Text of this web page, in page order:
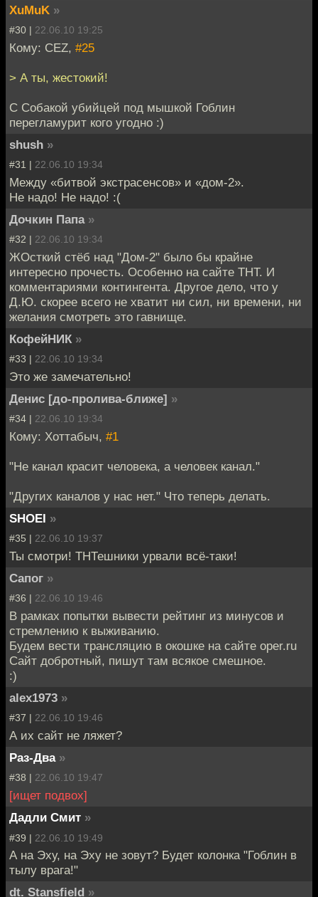
XuMuK »
#30 | 22.06.10 19:25
Кому: CEZ, #25
> А ты, жестокий!
С Собакой убийцей под мышкой Гоблин
перегламурит кого угодно :)
shush »
#31 | 22.06.10 19:34
Между «битвой экстрасенсов» и «дом-2».
Не надо! Не надо! :(
Дочкин Папа »
#32 | 22.06.10 19:34
ЖОсткий стёб над "Дом-2" было бы крайне
интересно прочесть. Особенно на сайте ТНТ. И
комментариями контингента. Другое дело, что у
Д.Ю. скорее всего не хватит ни сил, ни времени, ни
желания смотреть это гавнище.
КофейНИК »
#33 | 22.06.10 19:34
Это же замечательно!
Денис [до-пролива-ближе] »
#34 | 22.06.10 19:34
Кому: Хоттабыч, #1
"Не канал красит человека, а человек канал."
"Других каналов у нас нет." Что теперь делать.
SHOEI »
#35 | 22.06.10 19:37
Ты смотри! ТНТешники урвали всё-таки!
Сапог »
#36 | 22.06.10 19:46
В рамках попытки вывести рейтинг из минусов и
стремлению к выживанию.
Будем вести трансляцию в окошке на сайте oper.ru
Сайт добротный, пишут там всякое смешное.
:)
alex1973 »
#37 | 22.06.10 19:46
А их сайт не ляжет?
Раз-Два »
#38 | 22.06.10 19:47
[ищет подвох]
Дадли Смит »
#39 | 22.06.10 19:49
А на Эху, на Эху не зовут? Будет колонка "Гоблин в
тылу врага!"
dt. Stansfield »